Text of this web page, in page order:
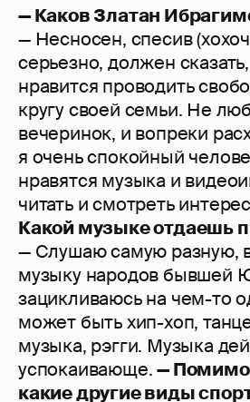
— Каков Златан
— Несносен, спесив
серьезно, должен
нравится проводить
кругу своей семьи. Не
вечеринок, и вопреки
я очень спокойный
нравятся музыка и
читать и смотреть
Какой музыке отдаешь
— Слушаю самую разную,
музыку народов бывшей
зацикливаюсь на чем-то
может быть хип-хоп,
музыка, рэгги. Музыка
успокаивающе.— Помимо
какие другие виды